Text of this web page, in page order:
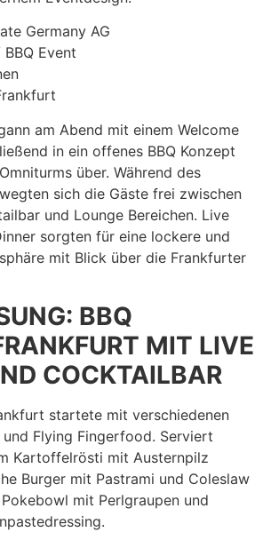
Germany AG
Event
am Abend mit einem Welcome
in ein offenes BBQ Konzept
über. Während des
sich die Gäste frei zwischen
und Lounge Bereichen. Live
sorgten für eine lockere und
mit Blick über die Frankfurter
BBQ
MIT LIVE
COCKTAILBAR
startete mit verschiedenen
Flying Fingerfood. Serviert
Kartoffelrösti mit Austernpilz
Burger mit Pastrami und Coleslaw
mit Perlgraupen und